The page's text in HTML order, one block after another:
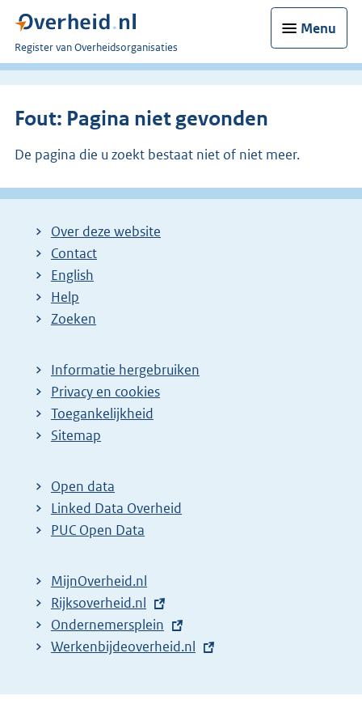
Menu
U
bent
Register van Overheidsorganisaties
Fout: Pagina niet gevonden
De pagina die u zoekt bestaat niet of niet meer.
Over deze website
Contact
English
Help
Zoeken
Informatie hergebruiken
Privacy en cookies
Toegankelijkheid
Sitemap
Open data
Linked Data Overheid
PUC Open Data
MijnOverheid.nl
E
x
t
r
Rijksoverheid.nl
E
x
e
Ondernemersplein
E
t
Werkenbijdeoverheid.nl